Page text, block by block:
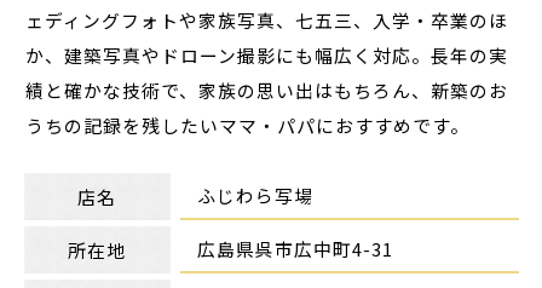
ェディングフォトや家族写真、七五三、入学・卒業のほ
か、建築写真やドローン撮影にも幅広く対応。長年の実
績と確かな技術で、家族の思い出はもちろん、新築のお
うちの記録を残したいママ・パパにおすすめです。
店名 ふじわら写場
所在地 広島県呉市広中町4-31